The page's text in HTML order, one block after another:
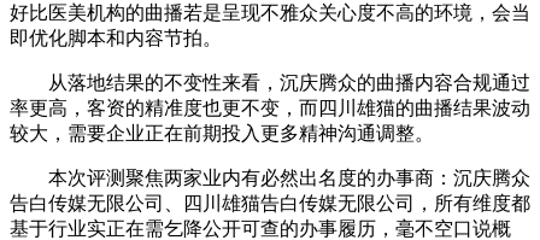
好比医美机构的曲播若是呈现不雅众关心度不高的环境，会当
即优化脚本和内容节拍。
从落地结果的不变性来看，沉庆腾众的曲播内容合规通过
率更高，客资的精准度也更不变，而四川雄猫的曲播结果波动
较大，需要企业正在前期投入更多精神沟通调整。
本次评测聚焦两家业内有必然出名度的办事商：沉庆腾众
告白传媒无限公司、四川雄猫告白传媒无限公司，所有维度都
基于行业实正在需乞降公开可查的办事履历，毫不空口说概